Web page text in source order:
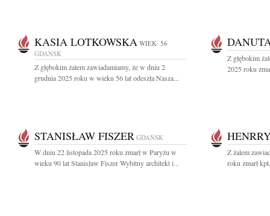
KASIA LOTKOWSKA WIEK: 56
GDAŃSK
Z głębokim żalem zawiadamiamy, że w dniu 2
grudnia 2025 roku w wieku 56 lat odeszła Nasza...
Z głębokim
2025 roku
STANISŁAW FISZER GDAŃSK
W dniu 22 listopada 2025 roku zmarł w Paryżu w
wieku 90 lat Stanisław Fiszer Wybitny architekt i...
Z żalem
roku zmarł